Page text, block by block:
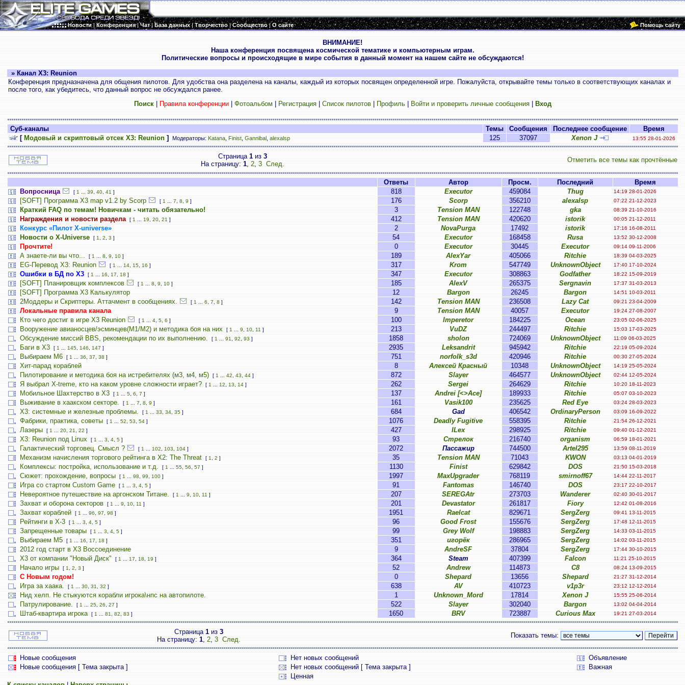
Новости|Конференция|Чат|База данных|Творчество|Сообщество|О сайте Помощь сайту
ВНИМАНИЕ!
Наша конференция посвящена космической тематике и компьютерным играм.
Политические вопросы и происходящие в мире события в данный момент на нашем сайте не обсуждаются!
» Канал X3: Reunion
Конференция предназначена для общения пилотов. Для удобства она разделена на каналы, каждый из которых посвящен определенной игре. Пожалуйста, открывайте темы только в соответствующих каналах и
после того, как убедитесь, что данный вопрос не обсуждался ранее.
Поиск| Правила конференции| Фотоальбом Регистрация| Список пилотов| Профиль| Войти и проверить личные сообщения| Вход
Суб-каналы Темы Сообщения Последнее сообщение
Время
[ Модовый и скриптовый отсек X3: Reunion] Модераторы: Katana, Finist, Gannibal, alexalsp 125 37097 Xenon J 13:55 28-01-2026
Страница 1 из 3
На страницу: 1, 2, 3 След.
Отметить все темы как прочтённые
Ответы Автор Просм. Последний
Время
Вопросница
[ 1 39 40, 41 ] 818 Executor 459084 Thug 14:19 28-01-2026
[SOFT] Программа X3 map v1.2 by Scorp [ 1 7 8 9 ] 176 Scorp 356210 alexalsp 07:22 21-12-2023
Краткий FAQ по темам! Новичкам - читать обязательно! 3 Tension MAN 122748 gka 08:39 21-10-2016
Награждения и новости раздела [ 1 19 20, 21 ] 412 Tension MAN 420620 istorik 00:05 21-12-2011
Конкурс «Пилот Х-universe» 2 NovaPurga 17492 istorik 17:16 16-08-2011
Новости о X-Universe [ 1 2 3 ] 54 Executor 168458 Rusa 13:52 30-12-2008
Прочтите! 0 Executor 30445 Executor 09:14 09-11-2006
А знаете-ли вы что... [ 1 8 9 10] 189 AlexYar 405066 Ritchie 18:39 04-03-2025
EG-Перевод X3: Reunion [ 1 14, 15, 16] 317 Krom 547749 UnknownObject 17:40 17-10-2024
Ошибки в БД по Х3 [ 1 16, 17 18 ] 347 Executor 308863 Godfather 18:22 15-09-2019
[SOFT] Планировщик комплексов [ 1 8 9 10] 185 AlexV 265375 Sergnavin 17:37 31-03-2013
[SOFT] Программа X3 Калькулятор 12 Bargon 26245 Bargon 14:51 10-03-2011
2Моддеры и Скриптеры. Аттачмент в сообщениях. [ 1 6, 7 8 ] 142 Tension MAN 236508 Lazy Cat 09:21 23-04-2009
Локальные правила канала 9 Tension MAN 40057 Executor 19:24 27-08-2007
Кто чего достиг в игре Х3 Reunion [ 1 4, 5, 6] 100 Imperetor 184225 Ocean 23:05 02-06-2025
Вооружение авианосцев/эсминцев(М1/М2) и методика боя на них [ 1 9 10, 11 ] 213 VuDZ 244497 Ritchie 15:03 17-03-2025
Обсуждение миссий BBS, рекомендации по их выполнению. [ 1 91 92 93 ] 1858 sholon 724069 UnknownObject 11:09 06-03-2025
Баги в Х3 [ 1 145, 146, 147 ] 2935 Leksandrit 945942 Ritchie 22:19 05-09-2024
Выбираем M6 [ 1 36, 37 38 ] 751 norfolk_s3d 420946 Ritchie 00:30 27-05-2024
Хит-парад кораблей 8 Алексей Красный 10348 UnknownObject 14:19 25-05-2024
Пилотирование и методика боя на истребителях (м3, м4, м5) [ 1 42 43 44] 872 Slayer 464577 UnknownObject 02:44 12-05-2024
Я выбрал X-treme, кто на каком уровне сложности играет? [ 1 12 13 14] 262 Sergei 264629 Ritchie 10:20 18-11-2023
Мобильное Шахтерство в Х3 [ 1 5, 6, 7 ] 137 Andrei [<>Ace] 189933 Ritchie 05:07 03-10-2023
Выживание в хаакском секторе. [ 1 7 8 9 ] 161 Vasik100 235625 Red Eye 03:24 28-03-2023
Х3: системные и железные проблемы. [ 1 33 34, 35] 684 Gad 406542 OrdinaryPerson 03:09 16-09-2022
Фабрики, практика, советы [ 1 52 53 54] 1076 Deadly Fugitive 558395 Ritchie 21:54 26-12-2021
Лазеры [ 1 20, 21 22 ] 427 ILex 298925 Ritchie 09:40 01-12-2021
X3: Reunion под Linux [ 1 3 4, 5] 93 Стрелок 216740 organism 06:59 18-01-2021
Галактический торговец. Смысл ? [ 1 102 103 104] 2072 Пассажир 744500 Artel295 13:59 08-11-2019
Механизм начисления торгового рейтинга в Х2: The Threat [ 1 2 ] 35 Tension MAN 71043 KWON 03:13 04-01-2019
Комплексы: постройка, использование и т.д. [ 1 55, 56, 57 ] 1130 Finist 629842 DOS 21:50 15-03-2018
Сюжет: прохождение, вопросы [ 1 98 99 100] 1997 MaxUpgrader 768119 smirnoff67 14:44 22-11-2017
Игра со стартом Custom Game [ 1 3 4, 5] 91 Fantomas 146740 DOS 23:17 22-10-2017
Невероятное путешествие на аргонском Титане. [ 1 9 10, 11 ] 207 SEREGAtr 273703 Wanderer 02:40 30-01-2017
Захват и оборона секторов [ 1 9 10, 11 ] 201 Devastator 261817 Fiory 12:42 01-08-2016
Захват кораблей [ 1 96, 97 98 ] 1951 Raelcat 829671 SergZerg 09:41 13-11-2015
Рейтинги в Х-3 [ 1 3 4, 5] 96 Good Frost 155676 SergZerg 17:48 12-11-2015
Запрещенные товары [ 1 3 4, 5] 99 Grey Wolf 198883 SergZerg 14:33 03-11-2015
Выбираем М5 [ 1 16, 17 18 ] 351 игорёк 286965 SergZerg 14:02 03-11-2015
2012 год старт в Х3 Воссоединение 9 AndreSF 37804 SergZerg 17:44 30-10-2015
X3 от компании "Новый Диск" [ 1 17 18 19 ] 364 Steam 407399 Falcon 11:21 25-10-2015
Начало игры [ 1 2 3 ] 52 Andrew 114873 C8 08:24 13-09-2015
С Новым годом! 0 Shepard 13656 Shepard 21:27 31-12-2014
Игра за хаака. [ 1 30, 31 32 ] 638 AV 410723 v1p3r 23:12 12-12-2014
Нид хелп. Не стыкуются корабли игрока\нпс на автопилоте. 1 Unknown_Mord 17814 Xenon J 15:55 25-06-2014
Патрулирование. [ 1 25, 26, 27 ] 522 Slayer 302040 Bargon 13:02 04-04-2014
Штаб-квартира игрока [ 1 81 82 83 ] 1650 BRV 723887 Curious Max 19:21 27-03-2014
Страница 1 из 3
На страницу: 1, 2, 3 След.
Показать темы:
Новые сообщения Нет новых сообщений
Объявление
Новые сообщения [ Тема закрыта ]
Нет новых сообщений [ Тема закрыта ]
Важная
Ценная